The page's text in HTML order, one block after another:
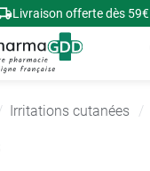
Livraison offerte dès 59€
Irritations cutanées